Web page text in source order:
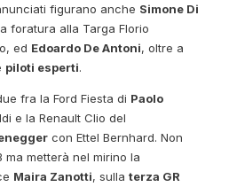
figurano anche Simone Di
foratura alla Targa Florio
ed Edoardo De Antoni, oltre a
piloti esperti.
fra la Ford Fiesta di Paolo
e la Renault Clio del
con Ettel Bernhard. Non
metterà nel mirino la
Maira Zanotti, sullaterza GR